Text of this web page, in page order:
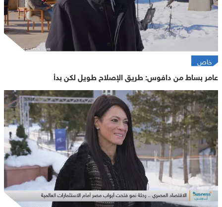
خاص
عامر بساط من دافوس: طريق الإصلاح طويل لكن بدأ